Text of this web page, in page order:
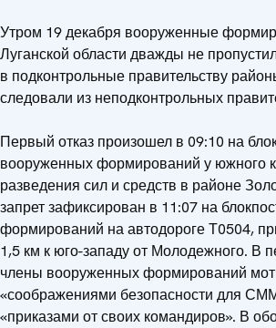
Утром 19 декабря вооруженные
Луганской области дважды не
в подконтрольные правительству
следовали из неподконтрольных
Первый отказ произошел в 09:10 на
вооруженных формирований у южного
разведения сил и средств в районе
запрет зафиксирован в 11:07 на
формирований на автодороге Т0504,
1,5 км к юго-западу от Молодежного. В
члены вооруженных формирований
«соображениями безопасности для
«приказами от своих командиров». В